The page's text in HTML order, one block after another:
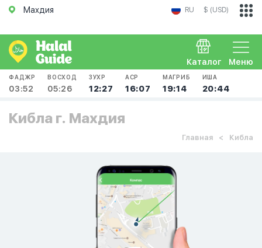
Махдия RU $ (USD)
Меню
Каталог
ФАДЖР
03:52
ВОСХОД
05:26
ЗУХР
12:27
АСР
16:07
МАГРИБ
19:14
ИША
20:44
Кибла г. Махдия
Главная Кибла